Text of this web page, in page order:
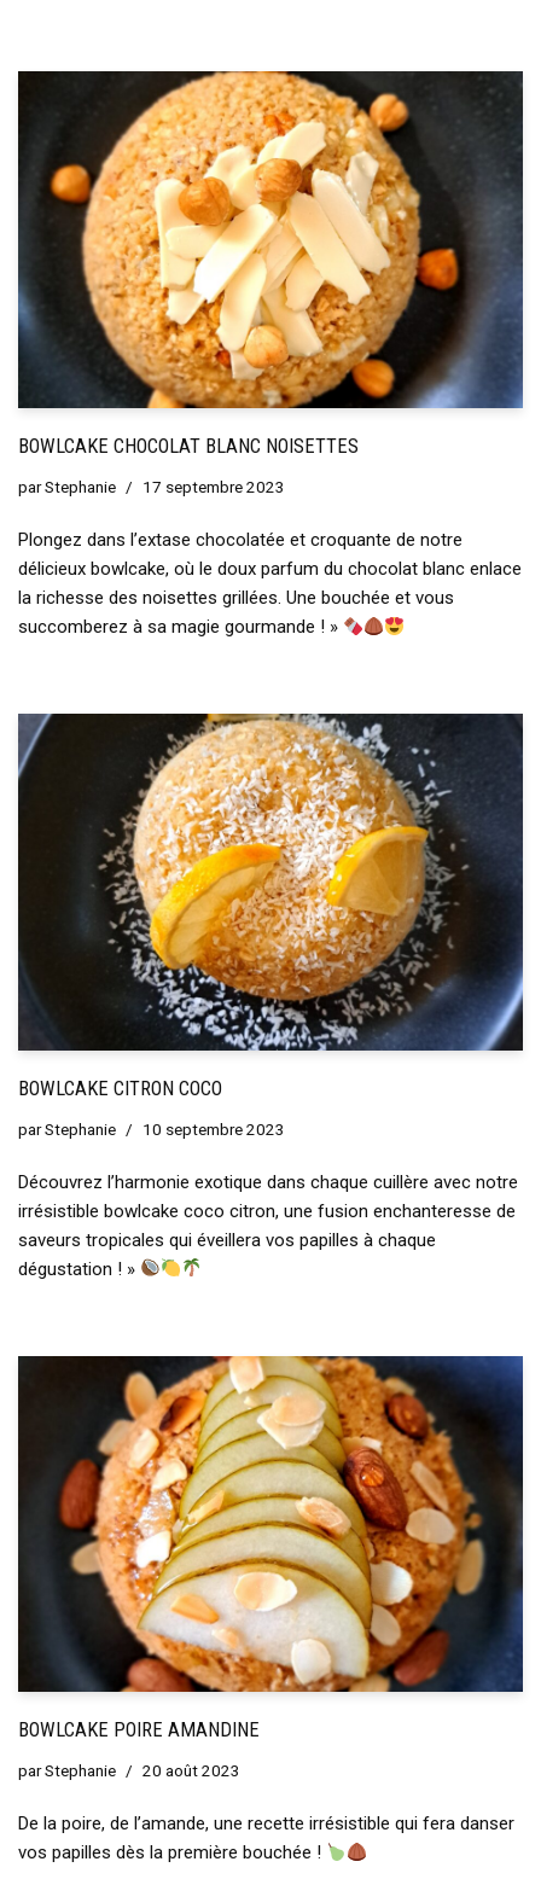
BOWLCAKE CHOCOLAT BLANC NOISETTES
parStephanie 17 septembre 2023
Plongez dans l’extase chocolatée et croquante de notre
délicieux bowlcake, où le doux parfum du chocolat blanc enlace
la richesse des noisettes grillées. Une bouchée et vous
succomberez à sa magie gourmande ! »
BOWLCAKE CITRON COCO
parStephanie 10 septembre 2023
Découvrez l’harmonie exotique dans chaque cuillère avec notre
irrésistible bowlcake coco citron, une fusion enchanteresse de
saveurs tropicales qui éveillera vos papilles à chaque
dégustation ! »
BOWLCAKE POIRE AMANDINE
parStephanie 20 août 2023
De la poire, de l’amande, une recette irrésistible qui fera danser
vos papilles dès la première bouchée !